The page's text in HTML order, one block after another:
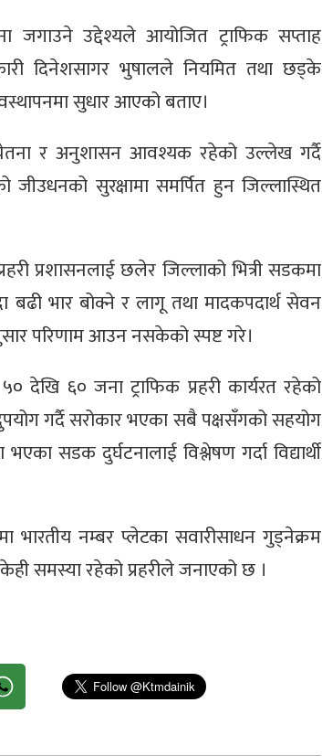
जगाउने उद्देश्यले आयोजित ट्राफिक सप्ताह
दिनेशसागर भुषालले नियमित तथा छड्के
सुधार आएको बताए।
र अनुशासन आवश्यक रहेको उल्लेख गर्दै
सुरक्षामा समर्पित हुन जिल्लास्थित
प्रशासनलाई छलेर जिल्लाको भित्री सडकमा
बढी भार बोक्ने र लागू तथा मादकपदार्थ सेवन
परिणाम आउन नसकेको स्पष्ट गरे।
देखि ६० जना ट्राफिक प्रहरी कार्यरत रहेको
गर्दै सरोकार भएका सबै पक्षसँगको सहयोग
सडक दुर्घटनालाई विश्लेषण गर्दा विद्यार्थी
भारतीय नम्बर प्लेटका सवारीसाधन गुड्नेक्रम
समस्या रहेको प्रहरीले जनाएको छ ।